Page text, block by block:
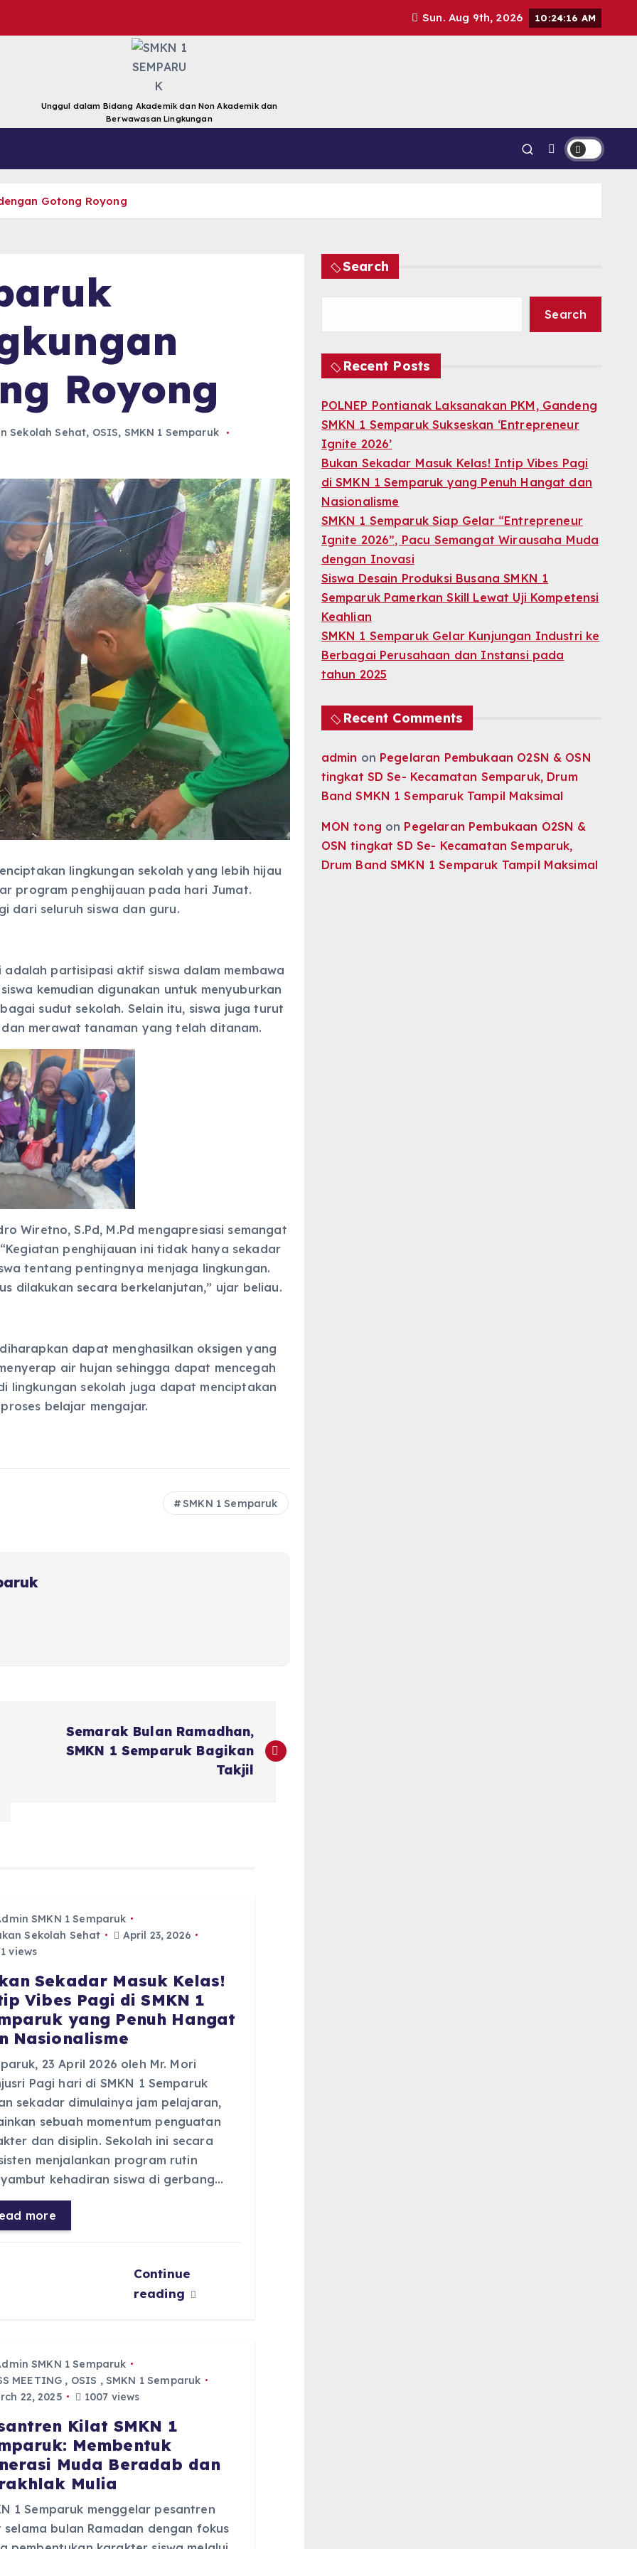
Sun. Aug 9th, 2026 10:24:17 AM
Unggul dalam Bidang Akademik dan Non Akademik dan
Berwawasan Lingkungan
Gotong Royong
Royong
Sekolah Sehat, OSIS, SMKN 1 Semparuk
lingkungan sekolah yang lebih hijau
program penghijauan pada hari Jumat.
dari seluruh siswa dan guru.
partisipasi aktif siswa dalam membawa
kemudian digunakan untuk menyuburkan
sudut sekolah. Selain itu, siswa juga turut
merawat tanaman yang telah ditanam.
Wiretno, S.Pd, M.Pd mengapresiasi semangat
penghijauan ini tidak hanya sekadar
tentang pentingnya menjaga lingkungan.
dilakukan secara berkelanjutan,” ujar beliau.
dapat menghasilkan oksigen yang
air hujan sehingga dapat mencegah
lingkungan sekolah juga dapat menciptakan
belajar mengajar.
SMKN 1 Semparuk
Semarak Bulan Ramadhan,
SMKN 1 Semparuk Bagikan
Takjil
SMKN 1 Semparuk
Sekolah Sehat
April 23, 2026
views
Sekadar Masuk Kelas!
Vibes Pagi di SMKN 1
yang Penuh Hangat
Nasionalisme
23 April 2026 oleh Mr. Mori
Pagi hari di SMKN 1 Semparuk
sekadar dimulainya jam pelajaran,
sebuah momentum penguatan
dan disiplin. Sekolah ini secara
menjalankan program rutin
kehadiran siswa di gerbang…
more
Continue
reading
SMKN 1 Semparuk
MEETING , OSIS , SMKN 1 Semparuk
22, 2025
1007 views
Kilat SMKN 1
Membentuk
Muda Beradab dan
Mulia
1 Semparuk menggelar pesantren
selama bulan Ramadan dengan fokus
Search
Search
Recent Posts
POLNEP Pontianak Laksanakan PKM, Gandeng
SMKN 1 Semparuk Sukseskan ‘Entrepreneur
Ignite 2026’
Bukan Sekadar Masuk Kelas! Intip Vibes Pagi
di SMKN 1 Semparuk yang Penuh Hangat dan
Nasionalisme
SMKN 1 Semparuk Siap Gelar “Entrepreneur
Ignite 2026”, Pacu Semangat Wirausaha Muda
dengan Inovasi
Siswa Desain Produksi Busana SMKN 1
Semparuk Pamerkan Skill Lewat Uji Kompetensi
Keahlian
SMKN 1 Semparuk Gelar Kunjungan Industri ke
Berbagai Perusahaan dan Instansi pada
tahun 2025
Recent Comments
admin on Pegelaran Pembukaan O2SN & OSN
tingkat SD Se- Kecamatan Semparuk, Drum
Band SMKN 1 Semparuk Tampil Maksimal
MON tong on Pegelaran Pembukaan O2SN &
OSN tingkat SD Se- Kecamatan Semparuk,
Drum Band SMKN 1 Semparuk Tampil Maksimal